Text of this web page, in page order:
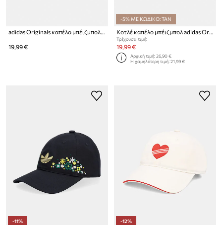
adidas Originals καπέλο μπέιζμπολ βαμβακερό Adicolor
19,99 €
-5% ΜΕ ΚΩΔΙΚΟ: TAN
Κοτλέ καπέλο μπέιζμπολ adidas Originals
Τρέχουσα τιμή:
19,99 €
Αρχική τιμή:26,90 €
Η χαμηλότερη τιμή:21,99 €
-11%
-12%